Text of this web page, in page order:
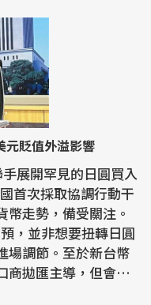
元貶值外溢影響
展開罕見的日圓買入
首次採取協調行動干
走勢，備受關注。
，並非想要扭轉日圓
場調節。至於新台幣
商拋匯主導，但會關